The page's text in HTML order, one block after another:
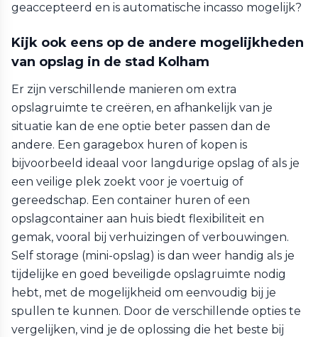
geaccepteerd en is automatische incasso mogelijk?
Kijk ook eens op de andere mogelijkheden
van opslag in de stad Kolham
Er zijn verschillende manieren om extra
opslagruimte te creëren, en afhankelijk van je
situatie kan de ene optie beter passen dan de
andere. Een garagebox huren of kopen is
bijvoorbeeld ideaal voor langdurige opslag of als je
een veilige plek zoekt voor je voertuig of
gereedschap. Een container huren of een
opslagcontainer aan huis biedt flexibiliteit en
gemak, vooral bij verhuizingen of verbouwingen.
Self storage (mini-opslag) is dan weer handig als je
tijdelijke en goed beveiligde opslagruimte nodig
hebt, met de mogelijkheid om eenvoudig bij je
spullen te kunnen. Door de verschillende opties te
vergelijken, vind je de oplossing die het beste bij